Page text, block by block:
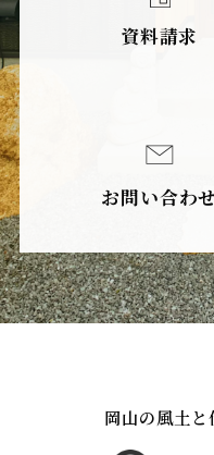
資料請求
お問い合わ
岡山の風土